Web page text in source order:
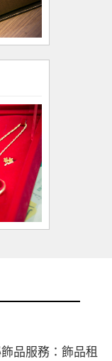
品服務：飾品租